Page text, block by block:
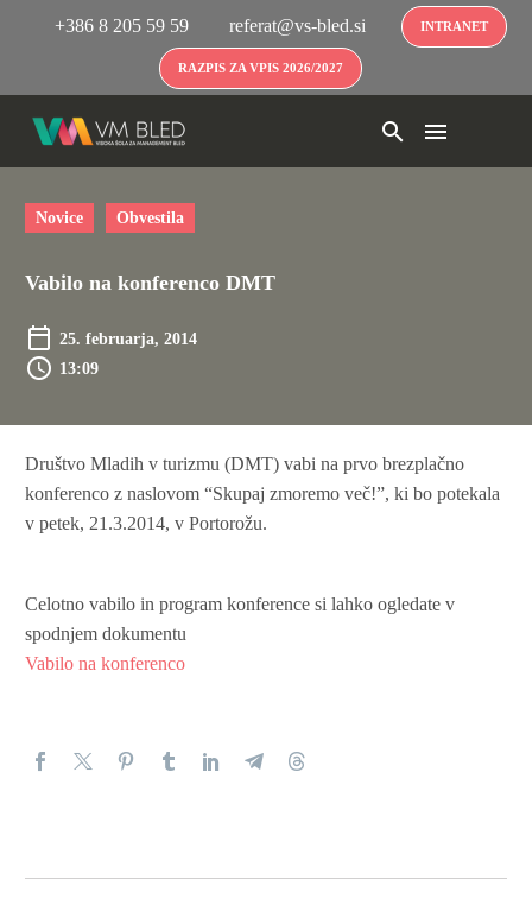
+386 8 205 59 59 referat@vs-bled.si INTRANET
RAZPIS ZA VPIS 2026/2027
Novice Obvestila
Vabilo na konferenco DMT
25. februarja, 2014
13:09
Društvo Mladih v turizmu (DMT) vabi na prvo brezplačno
konferenco z naslovom “Skupaj zmoremo več!”, ki bo potekala
v petek, 21.3.2014, v Portorožu.
Celotno vabilo in program konference si lahko ogledate v
spodnjem dokumentu
Vabilo na konferenco